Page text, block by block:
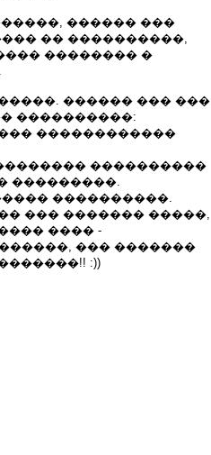
������ ���
�� ����������,
�������� �
������ ��� ���
����������:
������������
����������
���������.
����������.
��� ������� �����,
���� -
��� �������
:))